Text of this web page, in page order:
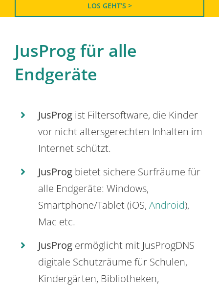
LOS GEHT’S >
JusProg für alle
Endgeräte
JusProg ist Filtersoftware, die Kinder
vor nicht altersgerechten Inhalten im
Internet schützt.
JusProg bietet sichere Surfräume für
alle Endgeräte: Windows,
Smartphone/Tablet (iOS, Android),
Mac etc.
JusProg ermöglicht mit JusProgDNS
digitale Schutzräume für Schulen,
Kindergärten, Bibliotheken,